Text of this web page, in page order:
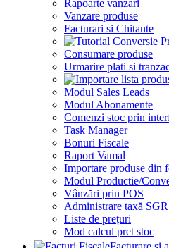
Rapoarte vanzari
Vanzare produse
Facturari si Chitante
Consumare produse
Urmarire plati si
Modul Sales Leads
Modul Abonamente
Comenzi stoc prin
Task Manager
Bonuri Fiscale
Raport Vamal
Importare produse din
Modul Productie/
Vânzări prin POS
Administrare taxă SGR
Liste de prețuri
Mod calcul pret stoc